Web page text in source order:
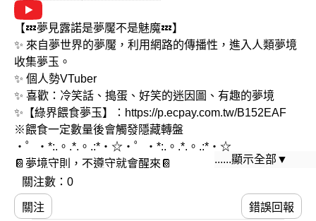
【💤夢見露諾是夢魘不是魅魔💤】
✨ 來自夢世界的夢魘，利用網路的傳播性，進入人類夢境
收集夢玉。
✨ 個人勢VTuber
✨ 喜歡：冷笑話、搗蛋、好笑的迷因圖、有趣的夢境
✨【綠界餵食夢玉】：https://p.ecpay.com.tw/B152EAF
※餵食一定數量後會觸發隱藏轉盤
・゜・*:.。.*.。.:*・☆・゜・*:.。.*.。.:*・☆
📔夢境守則，不遵守就會醒來📔
📋不可以吵架、無意義的洗版
📋過激的發言會被敲醒哦
📋尊重、包容、有善
......顯示全部▼
關注數：0
關注 錯誤回報